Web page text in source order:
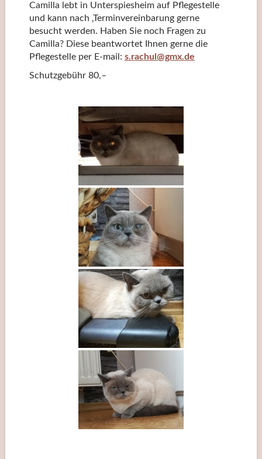
Camilla lebt in Unterspiesheim auf Pflegestelle
und kann nach ‚Terminvereinbarung gerne
besucht werden. Haben Sie noch Fragen zu
Camilla? Diese beantwortet Ihnen gerne die
Pflegestelle per E-mail: s.rachul@gmx.de
Schutzgebühr 80,–